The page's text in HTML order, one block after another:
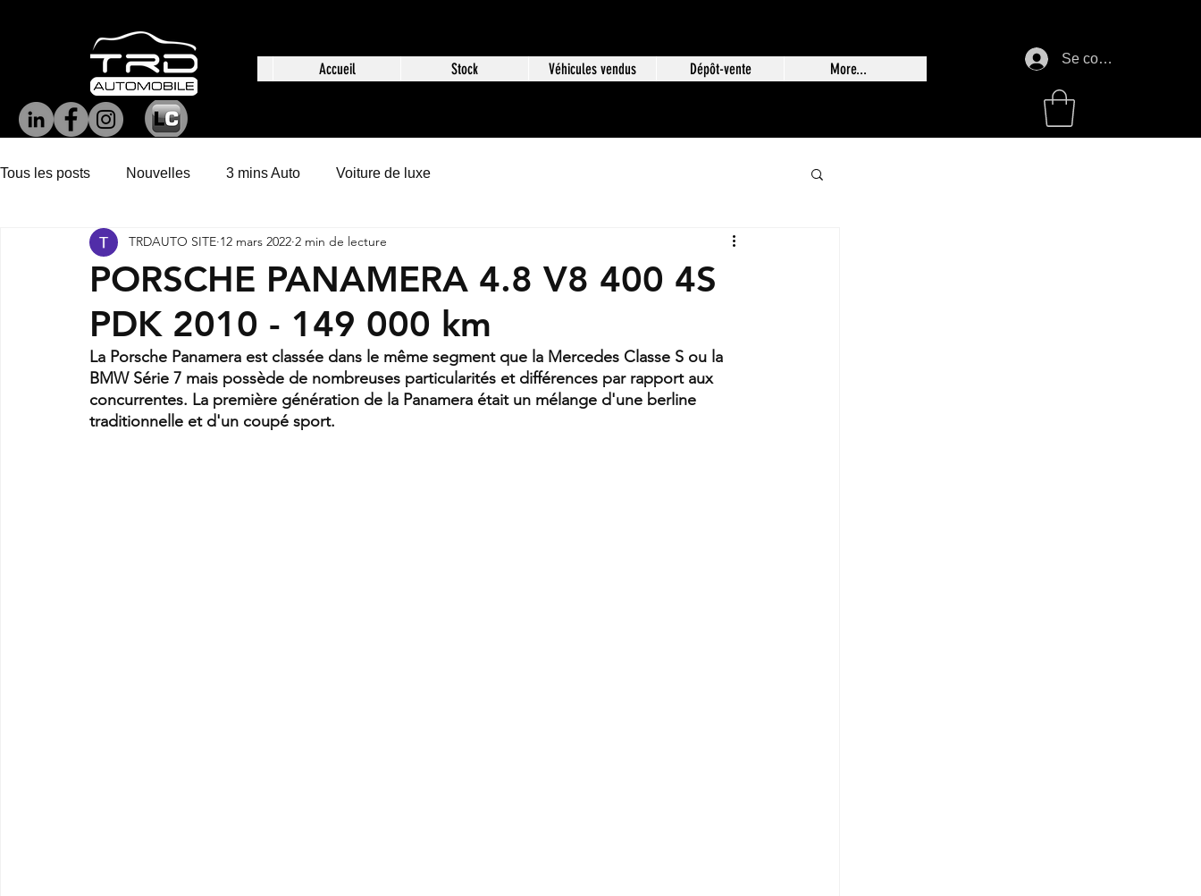
Accueil Stock Véhicules vendus Dépôt-vente More...
Se connecter
Tous les posts Nouvelles 3 mins Auto Voiture de luxe
PORSCHE PANAMERA 4.8 V8 400 4S
PDK 2010 - 149 000 km
TRDAUTO SITE 12 mars 2022 2 min de lecture
La Porsche Panamera est classée dans le même segment que la Mercedes Classe S ou la
BMW Série 7 mais possède de nombreuses particularités et différences par rapport aux
concurrentes. La première génération de la Panamera était un mélange d'une berline
traditionnelle et d'un coupé sport.